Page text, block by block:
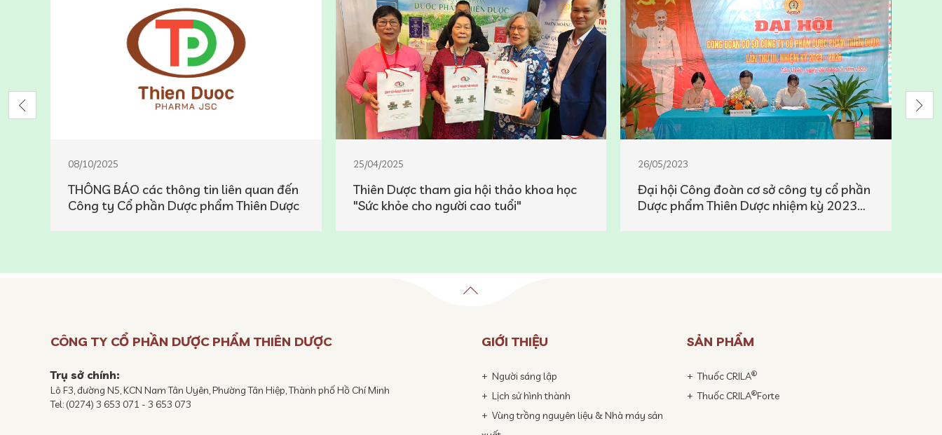
08/10/2025
THÔNG BÁO các thông tin liên quan đến
Công ty Cổ phần Dược phẩm Thiên Dược
25/04/2025
Thiên Dược tham gia hội thảo khoa học
"Sức khỏe cho người cao tuổi"
26/05/2023
Đại hội Công đoàn cơ sở công ty cổ phần
Dược phẩm Thiên Dược nhiệm kỳ 2023
CÔNG TY CỔ PHẦN DƯỢC PHẨM THIÊN DƯỢC
Trụ sở chính:
Lô F3, đường N5, KCN Nam Tân Uyên, Phường Tân Hiệp, Thành phố Hồ Chí Minh
Tel: (0274) 3 653 071 - 3 653 073
GIỚI THIỆU
Người sáng lập
Lịch sử hình thành
Vùng trồng nguyên liệu & Nhà máy sản
SẢN PHẨM
Thuốc CRILA®
Thuốc CRILA®Forte